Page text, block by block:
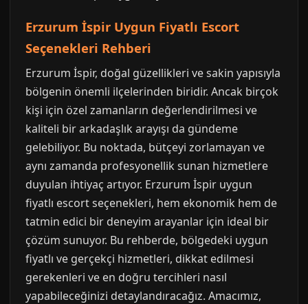
Erzurum İspir Uygun Fiyatlı Escort
Seçenekleri Rehberi
Erzurum İspir, doğal güzellikleri ve sakin yapısıyla
bölgenin önemli ilçelerinden biridir. Ancak birçok
kişi için özel zamanların değerlendirilmesi ve
kaliteli bir arkadaşlık arayışı da gündeme
gelebiliyor. Bu noktada, bütçeyi zorlamayan ve
aynı zamanda profesyonellik sunan hizmetlere
duyulan ihtiyaç artıyor. Erzurum İspir uygun
fiyatlı escort seçenekleri, hem ekonomik hem de
tatmin edici bir deneyim arayanlar için ideal bir
çözüm sunuyor. Bu rehberde, bölgedeki uygun
fiyatlı ve gerçekçi hizmetleri, dikkat edilmesi
gerekenleri ve en doğru tercihleri nasıl
yapabileceğinizi detaylandıracağız. Amacımız,